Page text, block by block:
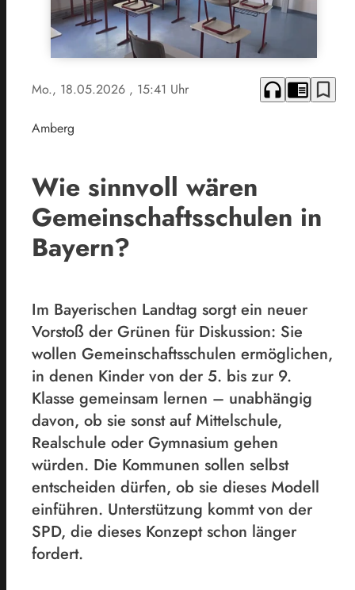
Mo., 18.05.2026 , 15:41 Uhr headphones chrome_reader_mode bookmark_border
Amberg
Wie sinnvoll wären
Gemeinschaftsschulen in
Bayern?
Im Bayerischen Landtag sorgt ein neuer
Vorstoß der Grünen für Diskussion: Sie
wollen Gemeinschaftsschulen ermöglichen,
in denen Kinder von der 5. bis zur 9.
Klasse gemeinsam lernen – unabhängig
davon, ob sie sonst auf Mittelschule,
Realschule oder Gymnasium gehen
würden. Die Kommunen sollen selbst
entscheiden dürfen, ob sie dieses Modell
einführen. Unterstützung kommt von der
SPD, die dieses Konzept schon länger
fordert.